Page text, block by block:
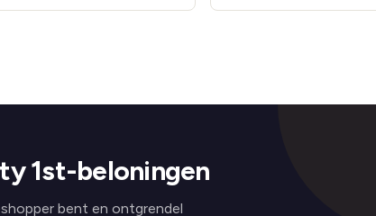
1st-beloningen
bent en ontgrendel